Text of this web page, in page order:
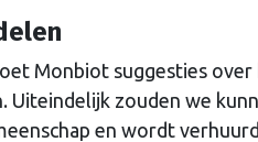
Monbiot suggesties
Uiteindelijk zouden we
en wordt